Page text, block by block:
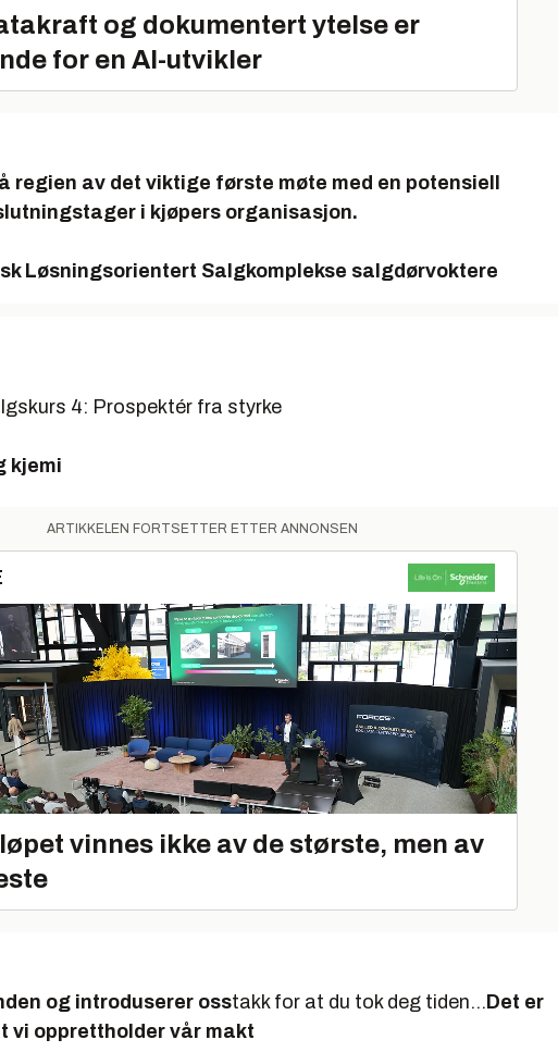
og dokumentert ytelse er
for en AI-utvikler
regien av det viktige første møte med en potensiell
i kjøpers organisasjon.
Løsningsorientert Salgkomplekse salgdørvoktere
4: Prospektér fra styrke
kjemi
ARTIKKELEN FORTSETTER ETTER ANNONSEN
vinnes ikke av de største, men av
og introduserer osstakk for at du tok deg tiden...Det er
vi opprettholder vår makt